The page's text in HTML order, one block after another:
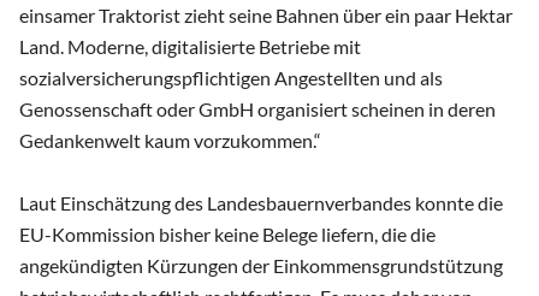
einsamer Traktorist zieht seine Bahnen über ein paar Hektar
Land. Moderne, digitalisierte Betriebe mit
sozialversicherungspflichtigen Angestellten und als
Genossenschaft oder GmbH organisiert scheinen in deren
Gedankenwelt kaum vorzukommen.“
Laut Einschätzung des Landesbauernverbandes konnte die
EU-Kommission bisher keine Belege liefern, die die
angekündigten Kürzungen der Einkommensgrundstützung